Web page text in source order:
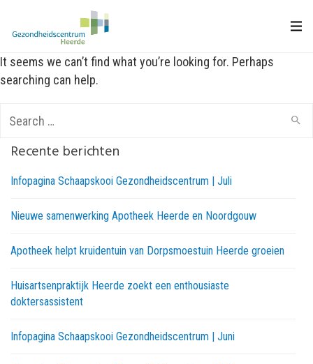
It seems we can’t find what you’re looking for. Perhaps
searching can help.
for:
Recente berichten
Infopagina Schaapskooi Gezondheidscentrum | Juli
Nieuwe samenwerking Apotheek Heerde en Noordgouw
Apotheek helpt kruidentuin van Dorpsmoestuin Heerde groeien
Huisartsenpraktijk Heerde zoekt een enthousiaste
doktersassistent
Infopagina Schaapskooi Gezondheidscentrum | Juni